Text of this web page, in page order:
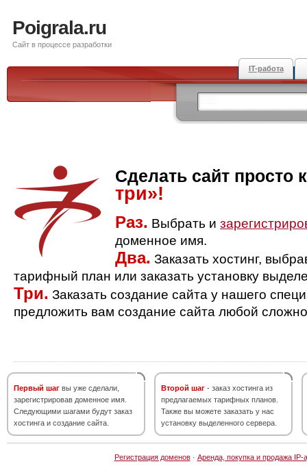
Poigrala.ru
Сайт в процессе разработки
IT-работа
Сделать сайт просто
три»!
Раз. Выбрать и
доменное имя.
Два. Заказать хостинг,
тарифный план или заказать установку
Три. Заказать создание сайта у нашего
предложить вам создание сайта любой
Первый шаг вы уже сделали,
зарегистрировав доменное имя.
Следующими шагами будут заказ
хостинга и создание сайта.
Второй шаг - заказ хостинга из
предлагаемых тарифных планов.
Также вы можете заказать у нас
установку выделенного сервера.
Регистрация доменов· Аренда, покупка и продажа IP-